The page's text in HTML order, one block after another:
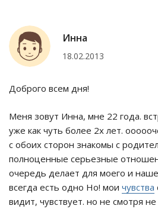
Инна
18.02.2013
Доброго всем дня!
Меня зовут Инна, мне 22 года.
уже как чуть более 2х лет.
с обоих сторон знакомы с
полноценные серьезные
очередь делает для моего и
всегда есть одно Но! мои чувства
видит, чувствует. но не смотря